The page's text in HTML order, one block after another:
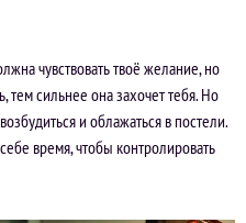
чувствовать твоё желание, но
сильнее она захочет тебя. Но
и облажаться в постели.
время, чтобы контролировать